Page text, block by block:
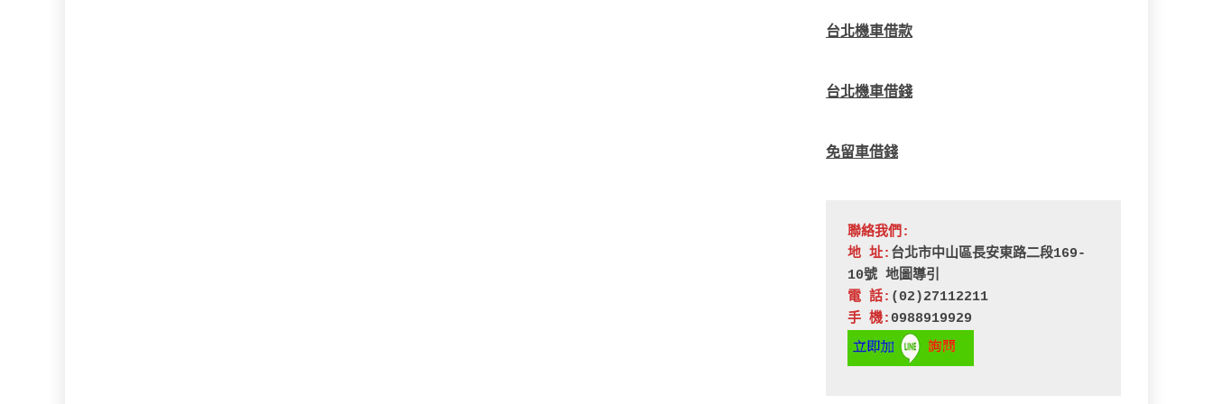
台北機車借款
台北機車借錢
免留車借錢
聯絡我們:
地 址: 台北市中山區長安東路二段169-
10號 地圖導引
電 話: (02)27112211
手 機: 0988919929